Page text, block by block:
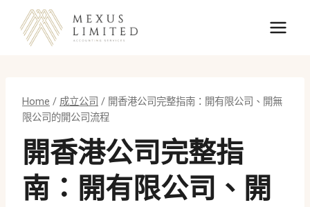
content
Home / 成立公司 / 開香港公司完整指南：開有限公司、開無
限公司的開公司流程
開香港公司完整指
南：開有限公司、開